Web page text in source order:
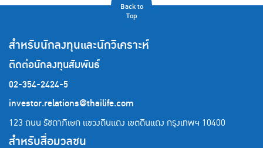
Back to
Top
สำหรับนักลงทุนและนักวิเคราะห์
ติดต่อนักลงทุนสัมพันธ์
02-354-2424-5
investor.relations@thailife.com
123 ถนน รัชดาภิเษก แขวงดินแดง เขตดินแดง กรุงเทพฯ 10400
สำหรับสื่อมวลชน